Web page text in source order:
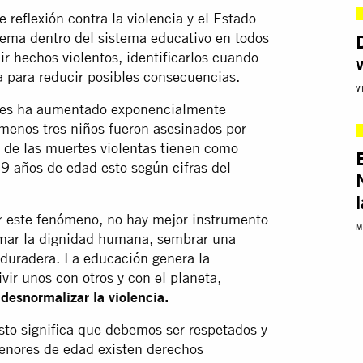
reflexión contra la violencia y el Estado
dentro del sistema educativo en todos
hechos violentos, identificarlos cuando
para reducir posibles consecuencias.
ha aumentado exponencialmente
tres niños fueron asesinados por
las muertes violentas tienen como
años de edad esto según cifras del
este fenómeno, no hay mejor instrumento
la dignidad humana, sembrar una
La educación genera la
unos con otros y con el planeta,
desnormalizar la violencia.
significa que debemos ser respetados y
de edad existen derechos